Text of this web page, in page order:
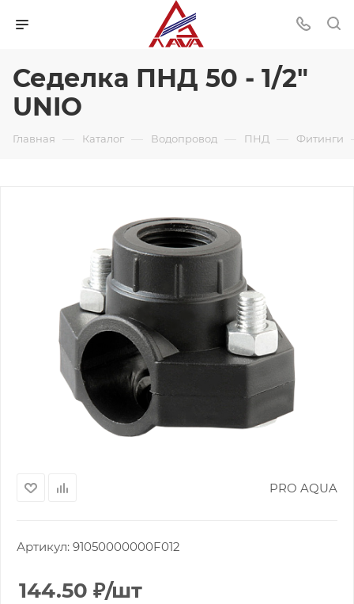
Седелка ПНД 50 - 1/2"
UNIO
Главная — Каталог — Водопровод — ПНД — Фитинги
PRO AQUA
Артикул: 91050000000F012
144.50 ₽/шт